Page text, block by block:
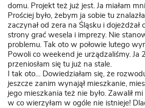
domu. Projekt też już jest. Ja miałam
Prościej było, żebym ja sobie tu
zaczynał od zera na Śląsku i
strony grać wesela i imprezy. Nie
problemu. Tak oto w połowie lutego
Powoli co weekend je urządzaliśmy. Ja
przeniosłam się tu już na stale.
I tak oto… Dowiedziałam się, że
jeszcze zanim wynajął mieszkanie,
jego mieszkania też nie było. Zawalił
w co wierzyłam w ogóle nie istnieje!